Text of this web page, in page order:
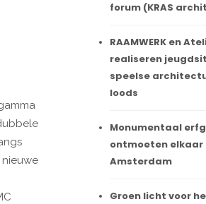
forum (KRAS
RAAMWERK en
realiseren
speelse
loods
Monumentaal
ontmoeten elkaar
Amsterdam
Groen licht voor